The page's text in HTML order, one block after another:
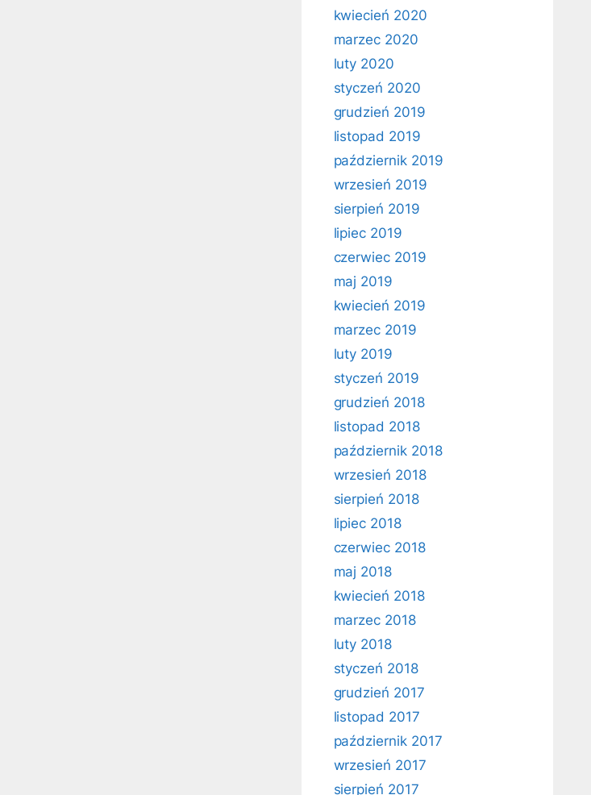
kwiecień 2020
marzec 2020
luty 2020
styczeń 2020
grudzień 2019
listopad 2019
październik 2019
wrzesień 2019
sierpień 2019
lipiec 2019
czerwiec 2019
maj 2019
kwiecień 2019
marzec 2019
luty 2019
styczeń 2019
grudzień 2018
listopad 2018
październik 2018
wrzesień 2018
sierpień 2018
lipiec 2018
czerwiec 2018
maj 2018
kwiecień 2018
marzec 2018
luty 2018
styczeń 2018
grudzień 2017
listopad 2017
październik 2017
wrzesień 2017
sierpień 2017